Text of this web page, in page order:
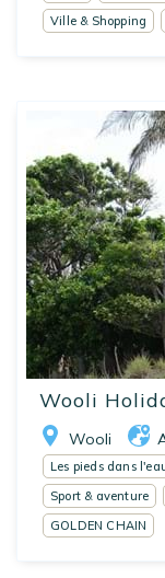
Ville & Shopping
Wooli
Wooli
Les pieds dans
Sport & aventure
GOLDEN CHAIN